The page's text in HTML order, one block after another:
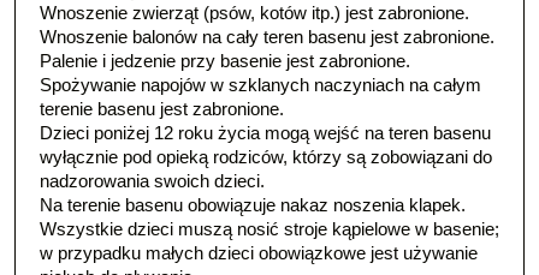
Wnoszenie zwierząt (psów, kotów itp.) jest zabronione.
Wnoszenie balonów na cały teren basenu jest zabronione.
Palenie i jedzenie przy basenie jest zabronione.
Spożywanie napojów w szklanych naczyniach na całym
terenie basenu jest zabronione.
Dzieci poniżej 12 roku życia mogą wejść na teren basenu
wyłącznie pod opieką rodziców, którzy są zobowiązani do
nadzorowania swoich dzieci.
Na terenie basenu obowiązuje nakaz noszenia klapek.
Wszystkie dzieci muszą nosić stroje kąpielowe w basenie;
w przypadku małych dzieci obowiązkowe jest używanie